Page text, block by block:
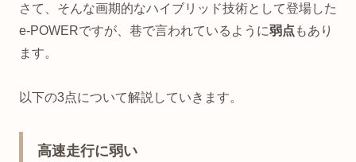
さて、そんな画期的なハイブリッド技術として登場した
e-POWERですが、巷で言われているように弱点 もあり
ます。
以下の3点について解説していきます。
高速走行に弱い